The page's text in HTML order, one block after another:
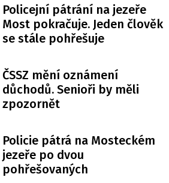
Policejní pátrání na jezeře
Most pokračuje. Jeden člověk
se stále pohřešuje
ČSSZ mění oznámení
důchodů. Senioři by měli
zpozornět
Policie pátrá na Mosteckém
jezeře po dvou
pohřešovaných